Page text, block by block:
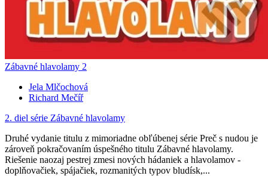
Zábavné hlavolamy 2
Jela Mlčochová
Richard Mečíř
2. diel série Zábavné hlavolamy
Druhé vydanie titulu z mimoriadne obľúbenej série Preč s nudou je
zároveň pokračovaním úspešného titulu Zábavné hlavolamy.
Riešenie naozaj pestrej zmesi nových hádaniek a hlavolamov -
doplňovačiek, spájačiek, rozmanitých typov bludísk,...